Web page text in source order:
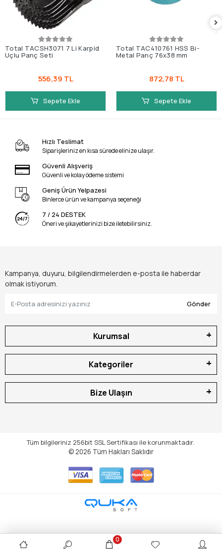
Total TACSH3071 7 Li Karpid
Uçlu Panç Seti
556,39 TL
Sepete Ekle
Total TAC410761 HSS Bi-
Metal Panç 76x38 mm
872,78 TL
Sepete Ekle
Hızlı Teslimat
Siparişleriniz en kısa sürede elinize ulaşır.
Güvenli Alışveriş
Güvenli ve kolay ödeme sistemi
Geniş Ürün Yelpazesi
Binlerce ürün ve kampanya seçeneği
7 / 24 DESTEK
Öneri ve şikayetlerinizi bize iletebilirsiniz.
Kampanya, duyuru, bilgilendirmelerden e-posta ile haberdar
olmak istiyorum.
Gönder
Kurumsal
Kategoriler
Bize Ulaşın
Tüm bilgileriniz 256bit SSL Sertifikası ile korunmaktadır.
© 2026 Tüm Hakları Saklıdır
0